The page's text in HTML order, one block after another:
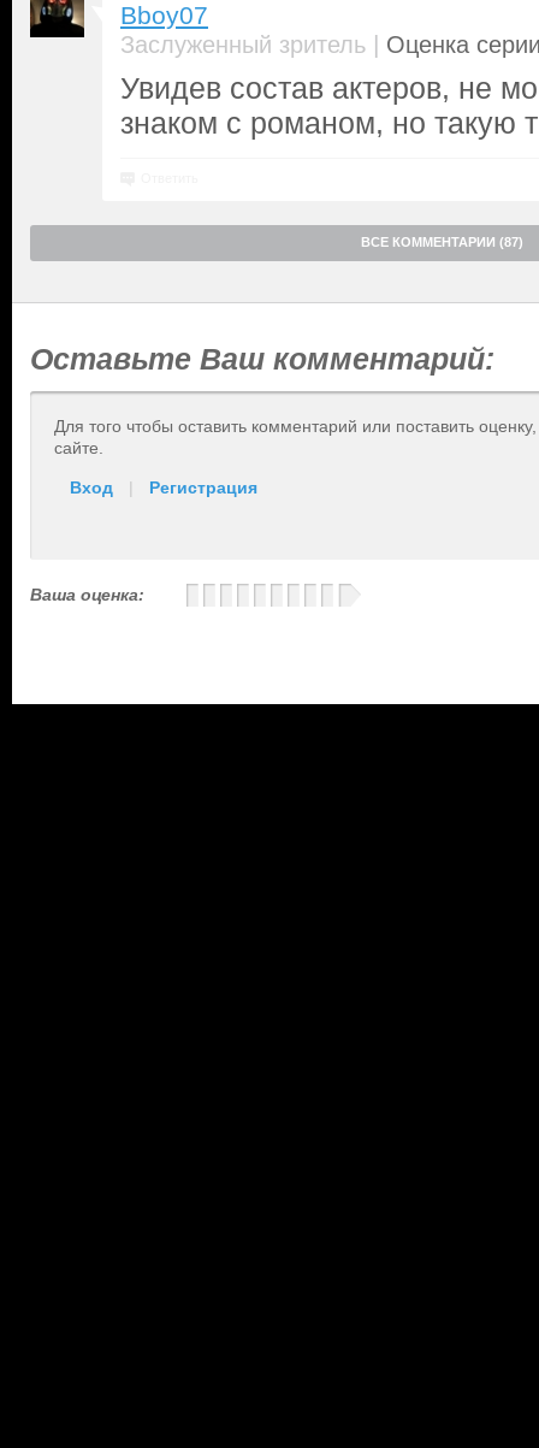
Bboy07
Заслуженный зритель | Оценка
Увидев состав актеров, не
знаком с романом, но такую
ВСЕ КОММЕНТАРИИ (87)
Оставьте Ваш комментарий:
Для того чтобы оставить комментарий или поставить
сайте.
Вход | Регистрация
Ваша оценка: